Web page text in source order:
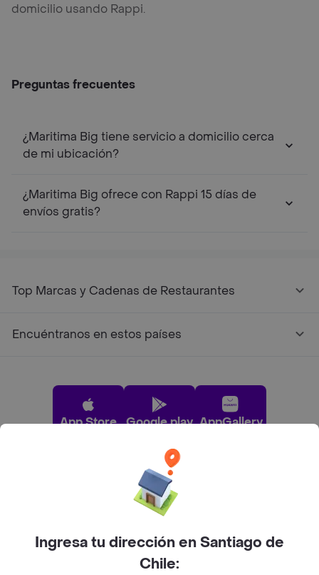
domicilio usando Rappi.
Preguntas frecuentes
¿Maritima Big tiene servicio a domicilio cerca
de mi ubicación?
¿Maritima Big ofrece con Rappi 15 días de
envíos gratis?
Top Marcas y Cadenas de Restaurantes
Encuéntranos en estos países
App Store Google play AppGallery
Pide tu comida favorita cerca de ti
Categorías
Ingresa tu dirección en Santiago de
Chile: